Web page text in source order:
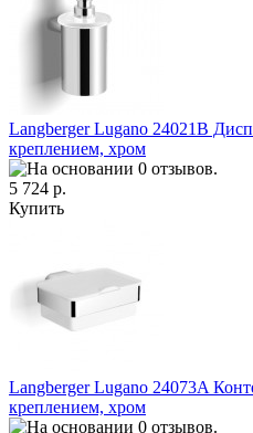
Langberger Lugano 24021B
креплением, хром
5 724 р.
Купить
Langberger Lugano 24073A
креплением, хром